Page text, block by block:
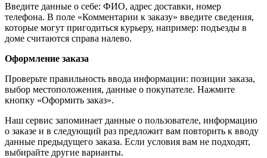
Введите данные о себе: ФИО, адрес доставки, номер
телефона. В поле «Комментарии к заказу» введите сведения,
которые могут пригодиться курьеру, например: подъезды в
доме считаются справа налево.
Оформление заказа
Проверьте правильность ввода информации: позиции заказа,
выбор местоположения, данные о покупателе. Нажмите
кнопку «Оформить заказ».
Наш сервис запоминает данные о пользователе, информацию
о заказе и в следующий раз предложит вам повторить к вводу
данные предыдущего заказа. Если условия вам не подходят,
выбирайте другие варианты.